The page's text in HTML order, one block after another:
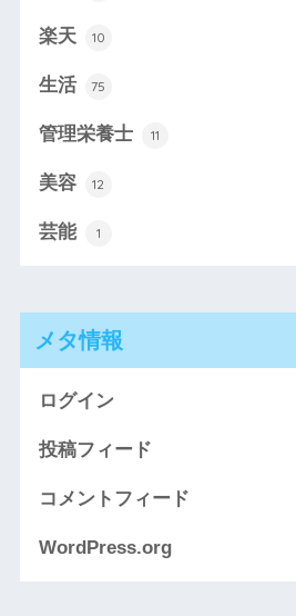
楽天 10
生活 75
管理栄養士 11
美容 12
芸能 1
メタ情報
ログイン
投稿フィード
コメントフィード
WordPress.org